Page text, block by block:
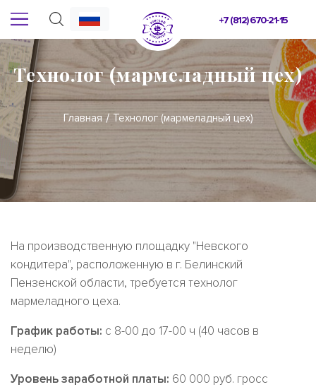
+7 (812) 670-21-15
Технолог (мармеладный цех)
Главная Технолог (мармеладный цех)
На производственную площадку "Невского
кондитера", расположенную в г. Белинский
Пензенской области, требуется технолог
мармеладного цеха.
График работы: с 8-00 до 17-00 ч (40 часов в
неделю)
Уровень заработной платы: 60 000 руб. гросс